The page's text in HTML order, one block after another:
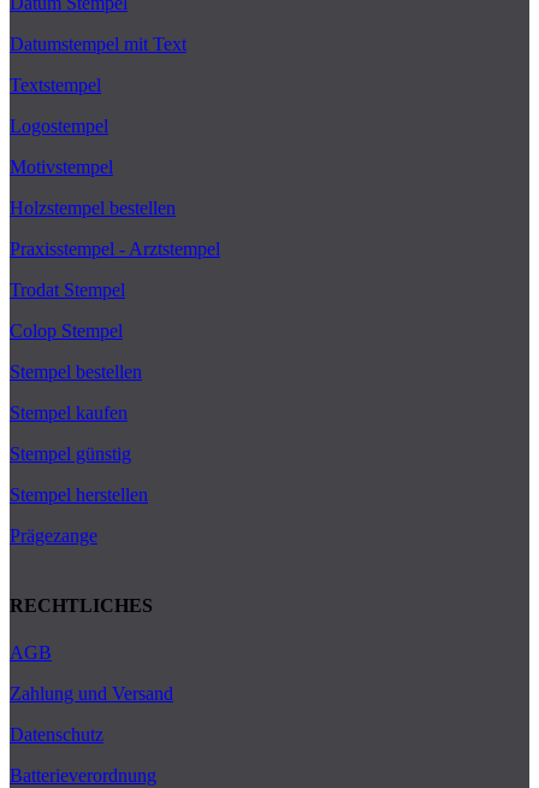
Datumstempel mit Text
Textstempel
Logostempel
Motivstempel
Holzstempel bestellen
Praxisstempel - Arztstempel
Trodat Stempel
Colop Stempel
Stempel bestellen
Stempel kaufen
Stempel günstig
Stempel herstellen
Prägezange
RECHTLICHES
AGB
Zahlung und Versand
Datenschutz
Batterieverordnung